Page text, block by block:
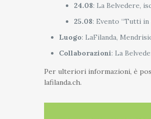
24.08: La Belvedere,
25.08: Evento “Tutti in
Luogo: LaFilanda,
Collaborazioni: La
Per ulteriori informazioni, è
lafilanda.ch.